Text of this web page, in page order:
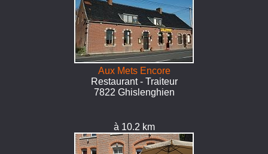
Aux Mets Encore
Restaurant - Traiteur
7822 Ghislenghien
à 10.2 km